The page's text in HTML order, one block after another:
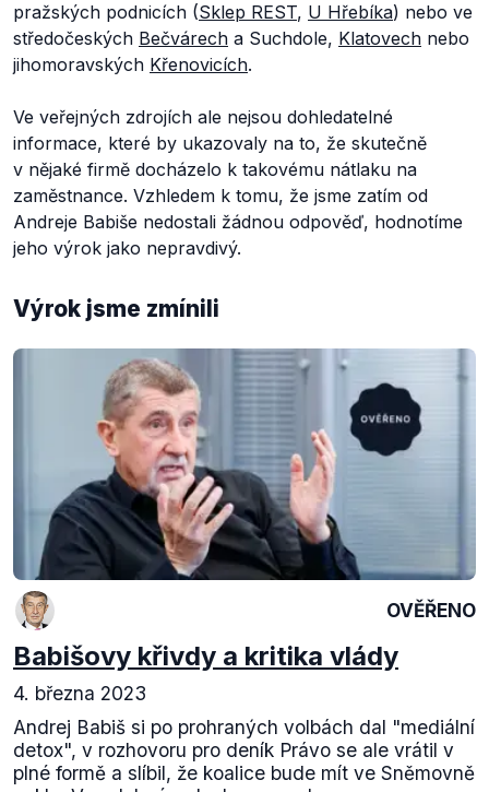
pražských podnicích (Sklep REST, U Hřebíka) nebo ve
středočeských Bečvárech a Suchdole, Klatovech nebo
jihomoravských Křenovicích.
Ve veřejných zdrojích ale nejsou dohledatelné
informace, které by ukazovaly na to, že skutečně
v nějaké firmě docházelo k takovému nátlaku na
zaměstnance. Vzhledem k tomu, že jsme zatím od
Andreje Babiše nedostali žádnou odpověď, hodnotíme
jeho výrok jako nepravdivý.
Výrok jsme zmínili
OVĚŘENO
Babišovy křivdy a kritika vlády
4. března 2023
Andrej Babiš si po prohraných volbách dal "mediální
detox", v rozhovoru pro deník Právo se ale vrátil v
plné formě a slíbil, že koalice bude mít ve Sněmovně